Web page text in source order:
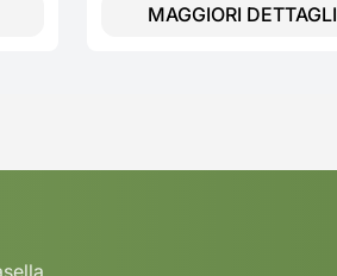
MAGGIORI DETTAGLI